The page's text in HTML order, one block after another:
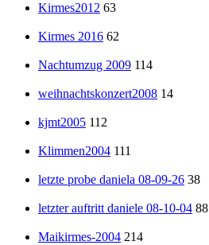
Kirmes2012 63
Kirmes 2016 62
Nachtumzug 2009 114
weihnachtskonzert2008 14
kjmt2005 112
Klimmen2004 111
letzte probe daniela 08-09-26 38
letzter auftritt daniele 08-10-04 88
Maikirmes-2004 214